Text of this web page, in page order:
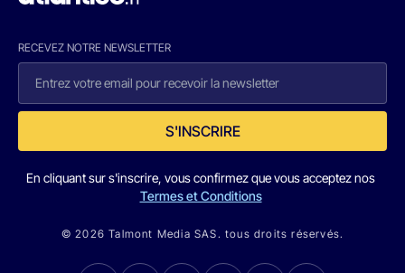
RECEVEZ NOTRE NEWSLETTER
S'INSCRIRE
En cliquant sur s'inscrire, vous confirmez que vous acceptez nos
Termes et Conditions
© 2026 Talmont Media SAS. tous droits réservés.